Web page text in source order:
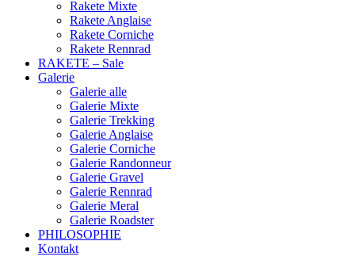
Rakete Mixte
Rakete Anglaise
Rakete Corniche
Rakete Rennrad
RAKETE – Sale
Galerie
Galerie alle
Galerie Mixte
Galerie Trekking
Galerie Anglaise
Galerie Corniche
Galerie Randonneur
Galerie Gravel
Galerie Rennrad
Galerie Meral
Galerie Roadster
PHILOSOPHIE
Kontakt